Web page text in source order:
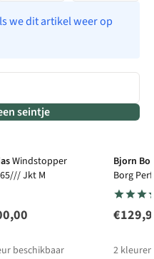
we dit artikel weer op
seintje
Windstopper
Jkt M
beschikbaar
Bjorn
Borg
2